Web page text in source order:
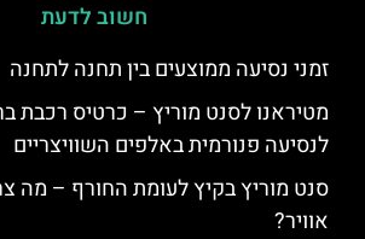
חשוב לדעת
זמני נסיעה ממוצעים בין תחנה לתחנה
מטיראנו לסנט מוריץ – כרטיס רכבת
לנסיעה פנורמית באלפים השוויצריים
סנט מוריץ בקיץ לעומת החורף – מה
אוויר?